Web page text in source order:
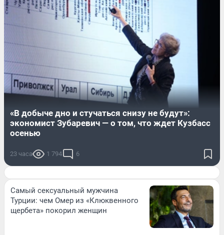
«В добыче дно и стучаться снизу не будут»:
экономист Зубаревич — о том, что ждет Кузбасс
осенью
23 часа 1 794 6
Самый сексуальный мужчина
Турции: чем Омер из «Клюквенного
щербета» покорил женщин